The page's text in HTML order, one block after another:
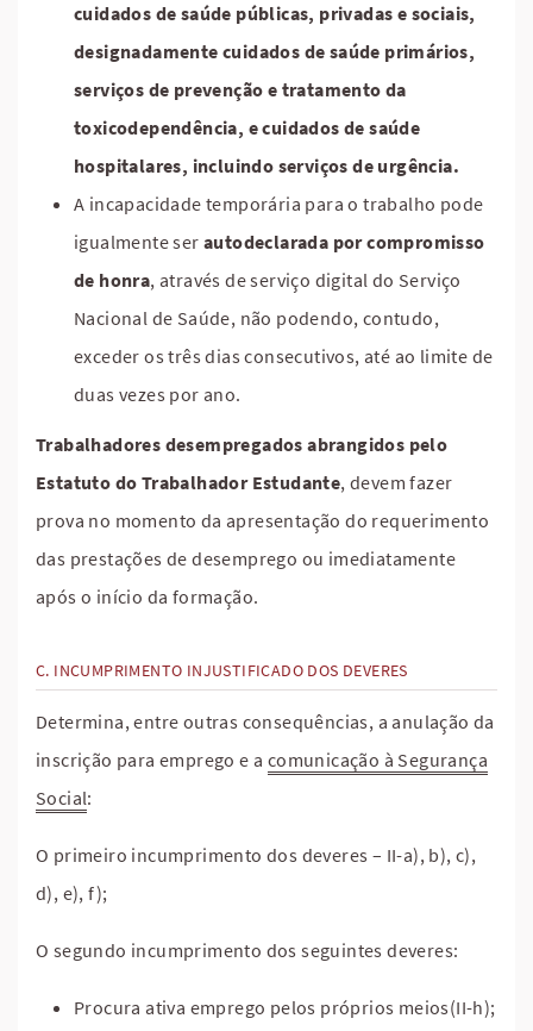
cuidados de saúde públicas, privadas e sociais,
designadamente cuidados de saúde primários,
serviços de prevenção e tratamento da
toxicodependência, e cuidados de saúde
hospitalares, incluindo serviços de urgência.
A incapacidade temporária para o trabalho pode
igualmente serautodeclarada por compromisso
de honra, através de serviço digital do Serviço
Nacional de Saúde, não podendo, contudo,
exceder os três dias consecutivos, até ao limite de
duas vezes por ano.
Trabalhadores desempregados abrangidos pelo
Estatuto do Trabalhador Estudante, devem fazer
prova no momento da apresentação do requerimento
das prestações de desemprego ou imediatamente
após o início da formação.
INCUMPRIMENTO INJUSTIFICADO DOS DEVERES
Determina, entre outras consequências, a anulação da
inscrição para emprego e a comunicação à Segurança
Social:
O primeiro incumprimento dos deveres – II-a), b), c),
d), e), f);
O segundo incumprimento dos seguintes deveres:
Procura ativa emprego pelos próprios meios(II-h);